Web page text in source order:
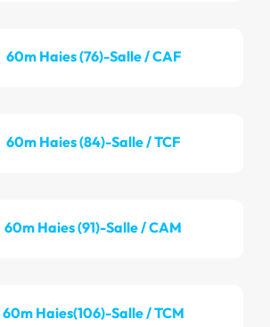
60m Haies (76)-Salle / CAF
60m Haies (84)-Salle / TCF
60m Haies (91)-Salle / CAM
60m Haies(106)-Salle / TCM